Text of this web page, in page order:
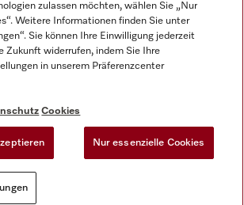
zulassen möchten, wählen Sie „Nur
Weitere Informationen finden Sie unter
Sie können Ihre Einwilligung jederzeit
Zukunft widerrufen, indem Sie Ihre
in unserem Präferenzcenter
Cookies
Nur essenzielle Cookies